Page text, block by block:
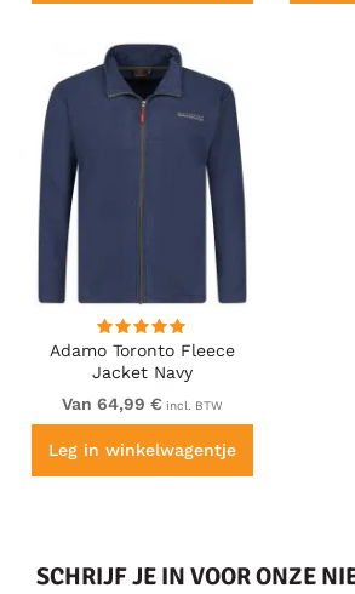
Adamo Toronto Fleece
Jacket Navy
Van 64,99 € incl. BTW
Leg in winkelwagentje
SCHRIJF JE IN VOOR ONZE